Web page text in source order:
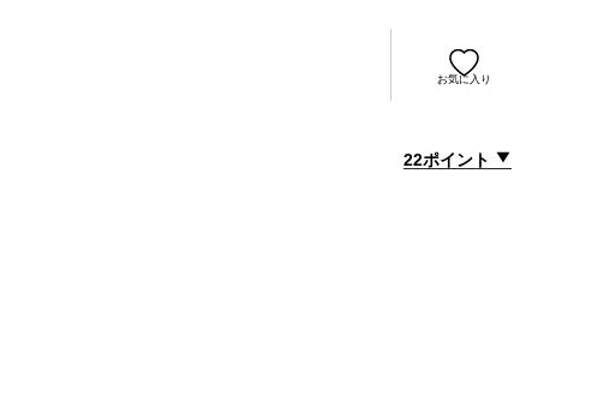
お気に入り
22ポイント